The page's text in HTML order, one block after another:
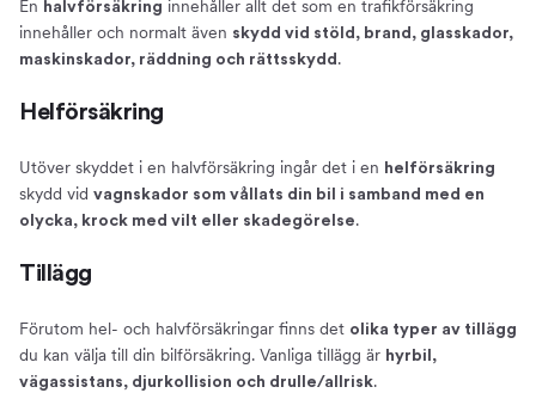
En halvförsäkring innehåller allt det som en trafikförsäkring
innehåller och normalt även skydd vid stöld, brand, glasskador,
maskinskador, räddning och rättsskydd .
Helförsäkring
Utöver skyddet i en halvförsäkring ingår det i en helförsäkring
skydd vid vagnskador som vållats din bil i samband med en
olycka, krock med vilt eller skadegörelse.
Tillägg
Förutom hel- och halvförsäkringar finns det olika typer av tillägg
du kan välja till din bilförsäkring. Vanliga tillägg är hyrbil,
vägassistans, djurkollision och drulle/allrisk.